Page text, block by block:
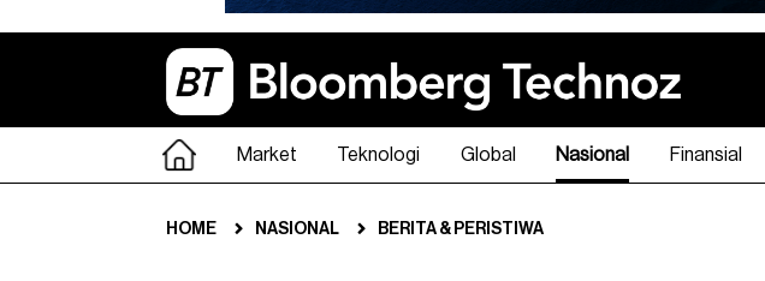
Market Teknologi Global Nasional Finansial
HOME NASIONAL BERITA & PERISTIWA